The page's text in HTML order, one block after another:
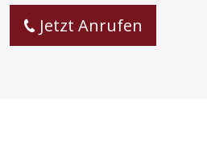
Jetzt Anrufen